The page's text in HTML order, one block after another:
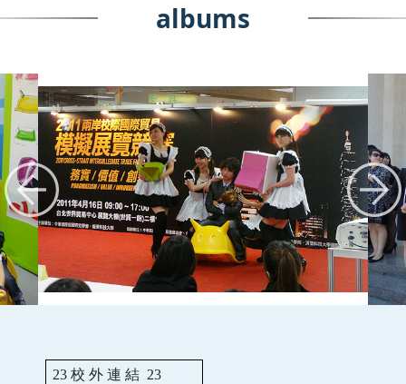
albums
23 校 外 連 結 23